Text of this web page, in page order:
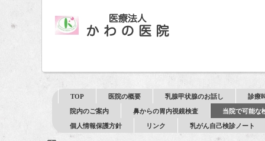
TOP 医院の概要 乳腺甲状腺のお話し 診療
院内のご案内 鼻からの胃内視鏡検査 当院で可能な
個人情報保護方針 リンク 乳がん自己検診ノート